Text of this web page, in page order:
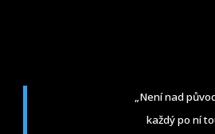
„Není nad
každý po ní